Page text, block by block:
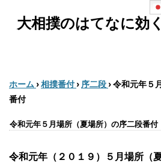
大相撲のはてなに効
ホーム ›相撲番付 › 序二段 ›令和元年５
番付
令和元年５月場所（夏場所）の序二段番付
令和元年（２０１９）５月場所（